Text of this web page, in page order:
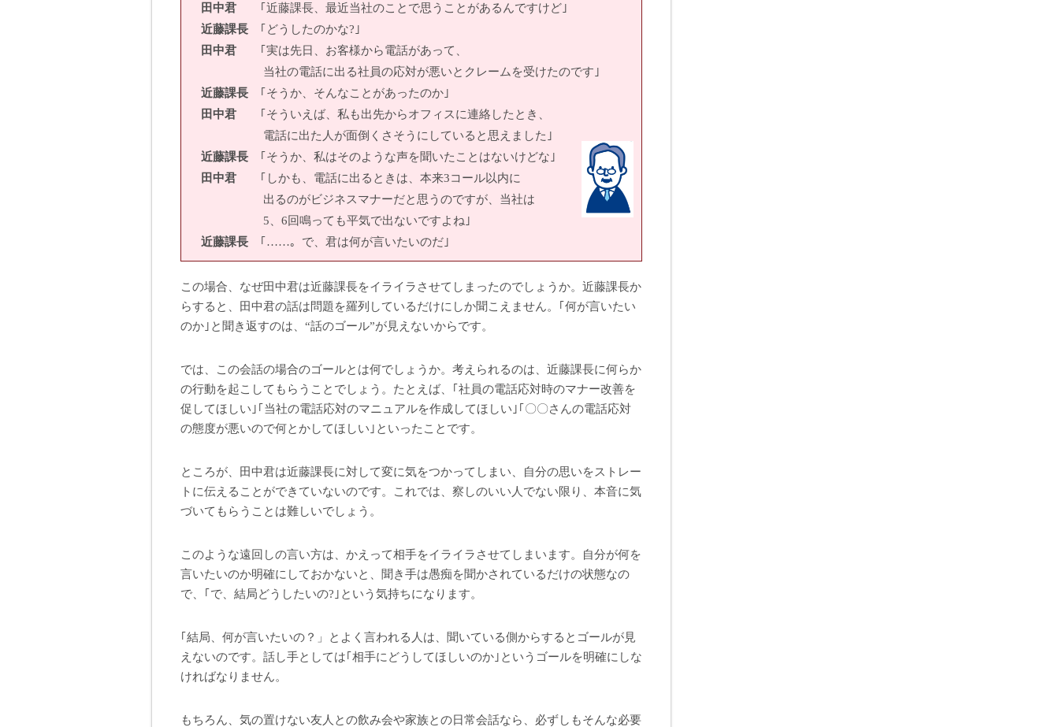
田中君 ｢近藤課長、最近当社のことで思うことがあるんですけど｣
近藤課長 ｢どうしたのかな?｣
田中君 ｢実は先日、お客様から電話があって、
当社の電話に出る社員の応対が悪いとクレームを受けたのです｣
近藤課長 ｢そうか、そんなことがあったのか｣
田中君 ｢そういえば、私も出先からオフィスに連絡したとき、
電話に出た人が面倒くさそうにしていると思えました｣
近藤課長 ｢そうか、私はそのような声を聞いたことはないけどな｣
田中君 ｢しかも、電話に出るときは、本来3コール以内に
出るのがビジネスマナーだと思うのですが、当社は
5、6回鳴っても平気で出ないですよね｣
近藤課長 ｢……。で、君は何が言いたいのだ｣
この場合、なぜ田中君は近藤課長をイライラさせてしまったのでしょうか。近藤課長か
らすると、田中君の話は問題を羅列しているだけにしか聞こえません。｢何が言いたい
のか｣と聞き返すのは、“話のゴール”が見えないからです。
では、この会話の場合のゴールとは何でしょうか。考えられるのは、近藤課長に何らか
の行動を起こしてもらうことでしょう。たとえば、｢社員の電話応対時のマナー改善を
促してほしい｣｢当社の電話応対のマニュアルを作成してほしい｣｢〇〇さんの電話応対
の態度が悪いので何とかしてほしい｣といったことです。
ところが、田中君は近藤課長に対して変に気をつかってしまい、自分の思いをストレー
トに伝えることができていないのです。これでは、察しのいい人でない限り、本音に気
づいてもらうことは難しいでしょう。
このような遠回しの言い方は、かえって相手をイライラさせてしまいます。自分が何を
言いたいのか明確にしておかないと、聞き手は愚痴を聞かされているだけの状態なの
で、｢で、結局どうしたいの?｣という気持ちになります。
｢結局、何が言いたいの？」とよく言われる人は、聞いている側からするとゴールが見
えないのです。話し手としては｢相手にどうしてほしいのか｣というゴールを明確にしな
ければなりません。
もちろん、気の置けない友人との飲み会や家族との日常会話なら、必ずしもそんな必要